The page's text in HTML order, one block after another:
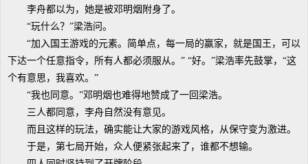
李舟都以为，她是被邓明烟附身了。
“玩什么？”梁浩问。
“加入国王游戏的元素。简单点，每一局的赢家，就是国王，可以
下达一个任意指令，所有人都必须服从。” “好。”梁浩率先鼓掌，“这
个有意思，我喜欢。”
“我也同意。”邓明烟也难得地赞成了一回梁浩。
三人都同意，李舟自然没有意见。
而且这样的玩法，确实能让大家的游戏风格，从保守变为激进。
于是，第七局开始，众人便紧张起来了，谁都不想输。